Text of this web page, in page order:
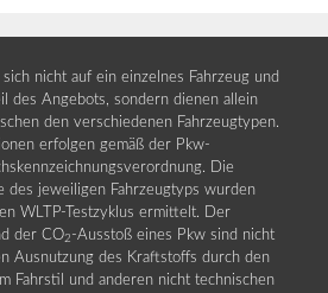
sich nicht auf ein einzelnes Fahrzeug und
des Angebots, sondern dienen allein
den verschiedenen Fahrzeugtypen.
erfolgen gemäß der Pkw-
Die
des jeweiligen Fahrzeugtyps wurden
WLTP-Testzyklus ermittelt. Der
der CO2 -Ausstoß eines Pkw sind nicht
Ausnutzung des Kraftstoffs durch den
Fahrstil und anderen nicht technischen